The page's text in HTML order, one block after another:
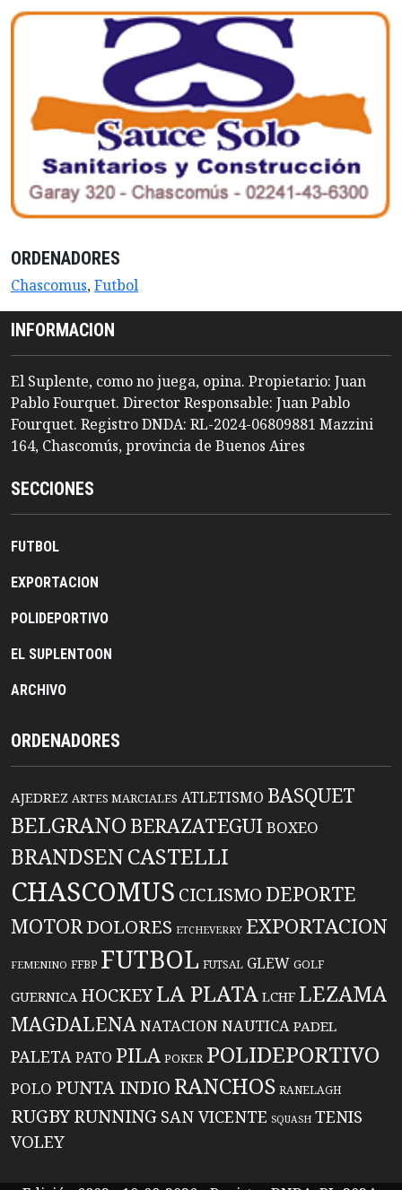
ORDENADORES
Chascomus,Futbol
INFORMACION
El Suplente, como no juega, opina. Propietario: Juan
Pablo Fourquet. Director Responsable: Juan Pablo
Fourquet. Registro DNDA: RL-2024-06809881 Mazzini
164, Chascomús, provincia de Buenos Aires
SECCIONES
FUTBOL
EXPORTACION
POLIDEPORTIVO
EL SUPLENTOON
ARCHIVO
ORDENADORES
AJEDREZ ARTES MARCIALES ATLETISMO BASQUET
BELGRANO BERAZATEGUIBOXEO
BRANDSENCASTELLI
CHASCOMUS CICLISMO DEPORTE
MOTORDOLORES ETCHEVERRY EXPORTACION
FEMENINO FFBP FUTBOL FUTSAL GLEW GOLF
GUERNICA HOCKEYLA PLATA LCHF LEZAMA
MAGDALENANATACIONNAUTICA PADEL
PALETAPATO PILA POKER POLIDEPORTIVO
POLO PUNTA INDIO RANCHOS RANELAGH
RUGBYRUNNING SAN VICENTE SQUASH TENIS
VOLEY